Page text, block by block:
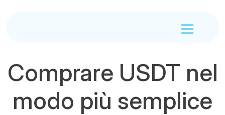
Comprare USDT nel
modo più semplice